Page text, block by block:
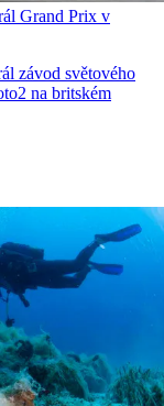
Grand Prix v
závod světového
na britském